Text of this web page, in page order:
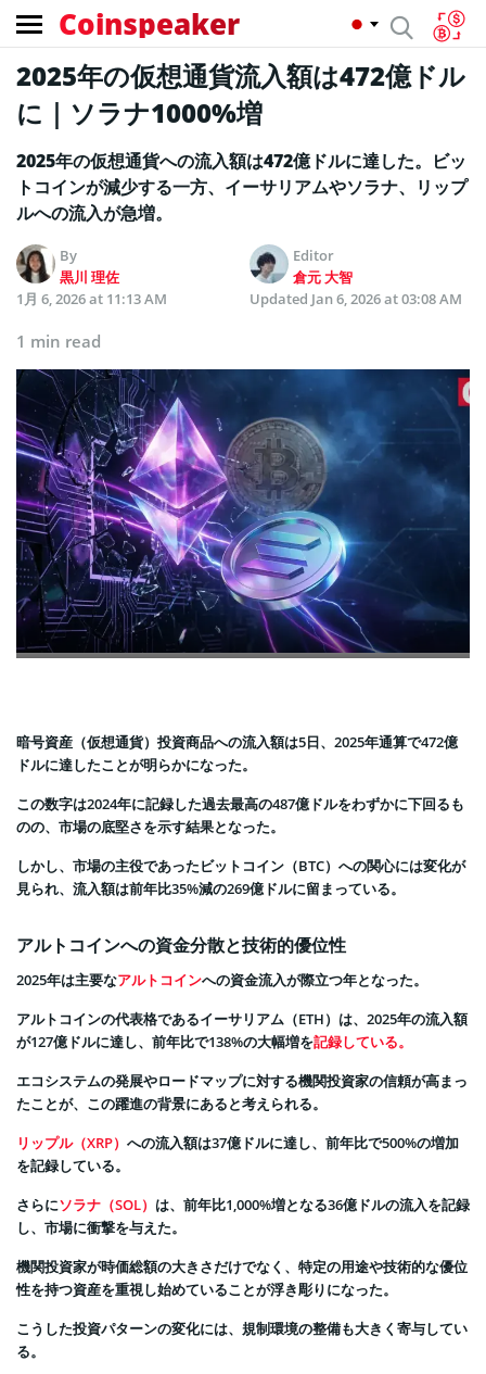
Coinspeaker
2025年の仮想通貨流入額は472億ドル
に｜ソラナ1000%増
2025年の仮想通貨への流入額は472億ドルに達した。ビッ
トコインが減少する一方、イーサリアムやソラナ、リップ
ルへの流入が急増。
By
黒川 理佐
Editor
倉元 大智
1月 6, 2026 at 11:13 AM
Updated Jan 6, 2026 at 03:08 AM
1 min read
暗号資産（仮想通貨）投資商品への流入額は5日、2025年通算で472億
ドルに達したことが明らかになった。
この数字は2024年に記録した過去最高の487億ドルをわずかに下回るも
のの、市場の底堅さを示す結果となった。
しかし、市場の主役であったビットコイン（BTC）への関心には変化が
見られ、流入額は前年比35%減の269億ドルに留まっている。
アルトコインへの資金分散と技術的優位性
2025年は主要なアルトコインへの資金流入が際立つ年となった。
アルトコインの代表格であるイーサリアム（ETH）は、2025年の流入額
が127億ドルに達し、前年比で138%の大幅増を記録している。
エコシステムの発展やロードマップに対する機関投資家の信頼が高まっ
たことが、この躍進の背景にあると考えられる。
リップル（XRP） への流入額は37億ドルに達し、前年比で500%の増加
を記録している。
さらにソラナ（SOL） は、前年比1,000%増となる36億ドルの流入を記録
し、市場に衝撃を与えた。
機関投資家が時価総額の大きさだけでなく、特定の用途や技術的な優位
性を持つ資産を重視し始めていることが浮き彫りになった。
こうした投資パターンの変化には、規制環境の整備も大きく寄与してい
る。